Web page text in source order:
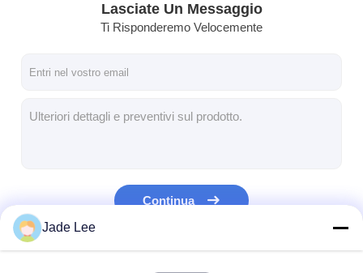
Serratura a combinazione Resettable
Lasciate Un Messaggio
Ti Risponderemo Velocemente
Continua
Jade Lee